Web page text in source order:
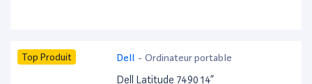
Top Produit Dell - Ordinateur portable
Dell Latitude 7490 14”